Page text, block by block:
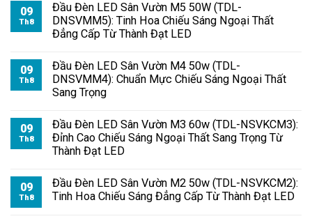
09
Th8
Đầu Đèn LED Sân Vườn M5 50W (TDL-
DNSVMM5): Tinh Hoa Chiếu Sáng Ngoại Thất
Đẳng Cấp Từ Thành Đạt LED
09
Th8
Đầu Đèn LED Sân Vườn M4 50w (TDL-
DNSVMM4): Chuẩn Mực Chiếu Sáng Ngoại Thất
Sang Trọng
09
Th8
Đầu Đèn LED Sân Vườn M3 60w (TDL-NSVKCM3):
Đỉnh Cao Chiếu Sáng Ngoại Thất Sang Trọng Từ
Thành Đạt LED
09
Th8
Đầu Đèn LED Sân Vườn M2 50w (TDL-NSVKCM2):
Tinh Hoa Chiếu Sáng Đẳng Cấp Từ Thành Đạt LED